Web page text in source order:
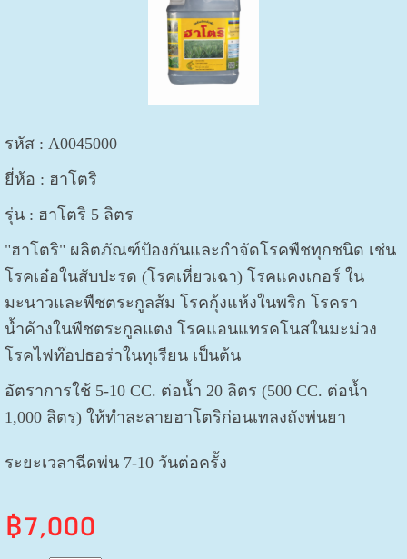
รหัส : A0045000
ยี่ห้อ : ฮาโตริ
รุ่น : ฮาโตริ 5 ลิตร
"ฮาโตริ" ผลิตภัณฑ์ป้องกันและกำจัดโรคพืชทุกชนิด เช่น
โรคเอ๋อในสับปะรด (โรคเหี่ยวเฉา) โรคแคงเกอร์ ใน
มะนาวและพืชตระกูลส้ม โรคกุ้งแห้งในพริก โรครา
น้ำค้างในพืชตระกูลแตง โรคแอนแทรคโนสในมะม่วง
โรคไฟท๊อปธอร่าในทุเรียน เป็นต้น
อัตราการใช้ 5-10 CC. ต่อน้ำ 20 ลิตร (500 CC. ต่อน้ำ
1,000 ลิตร) ให้ทำละลายฮาโตริก่อนเทลงถังพ่นยา
ระยะเวลาฉีดพ่น 7-10 วันต่อครั้ง
฿7,000